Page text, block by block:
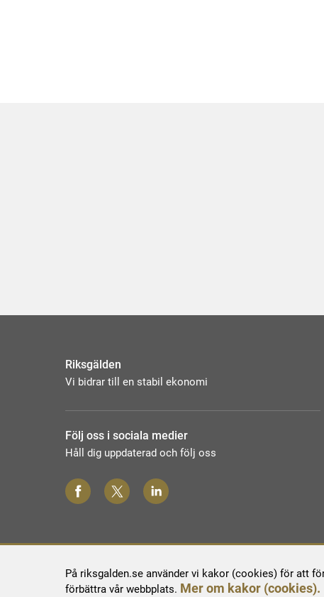
På riksgalden.se använder vi kakor (cookies) för att
förbättra vår webbplats. Mer om kakor (cookies).
Riksgälden
Vi bidrar till en stabil ekonomi
Följ oss i sociala medier
Håll dig uppdaterad och följ oss